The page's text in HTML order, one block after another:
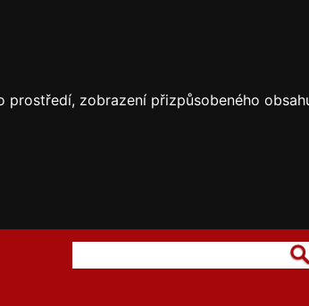
zobrazení přizpůsobeného